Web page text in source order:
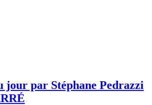
jour par Stéphane Pedrazzi